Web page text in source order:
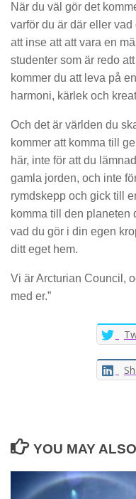
När du väl gör det
varför du är där eller
att inse att att vara en
studenter som är redo
kommer du att leva på
harmoni, kärlek och
Och det är världen du
kommer att komma till
här, inte för att du
gamla jorden, och inte
rymdskepp och gick till
komma till den planeten
vad du gör i din egen
ditt eget hem.
Vi är Arcturian Council,
med er.”
YOU MAY